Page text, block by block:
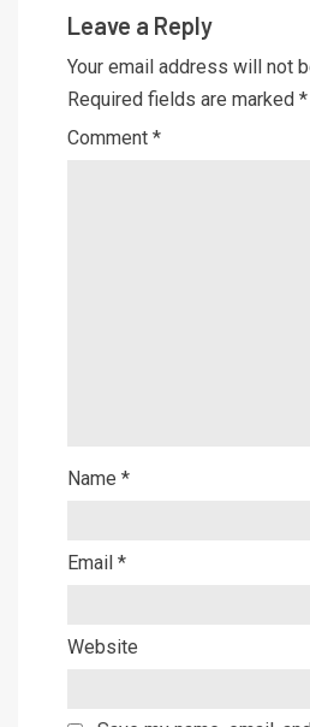
Leave a Reply
Your email address will not
Required fields are marked *
Comment *
Name *
Email *
Website